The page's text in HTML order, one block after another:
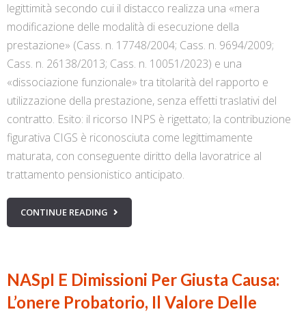
legittimità secondo cui il distacco realizza una «mera
modificazione delle modalità di esecuzione della
prestazione» (Cass. n. 17748/2004; Cass. n. 9694/2009;
Cass. n. 26138/2013; Cass. n. 10051/2023) e una
«dissociazione funzionale» tra titolarità del rapporto e
utilizzazione della prestazione, senza effetti traslativi del
contratto. Esito: il ricorso INPS è rigettato; la contribuzione
figurativa CIGS è riconosciuta come legittimamente
maturata, con conseguente diritto della lavoratrice al
trattamento pensionistico anticipato.
CONTINUE READING
NASpI E Dimissioni Per Giusta Causa:
L’onere Probatorio, Il Valore Delle